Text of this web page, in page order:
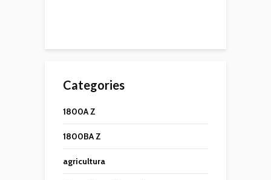
Categories
1800A Z
1800BA Z
agricultura